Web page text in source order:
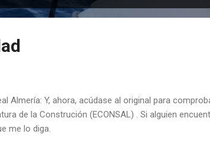
Almería: Y, ahora, acúdase al original para
de la Construción (ECONSAL) . Si alguien
me lo diga.